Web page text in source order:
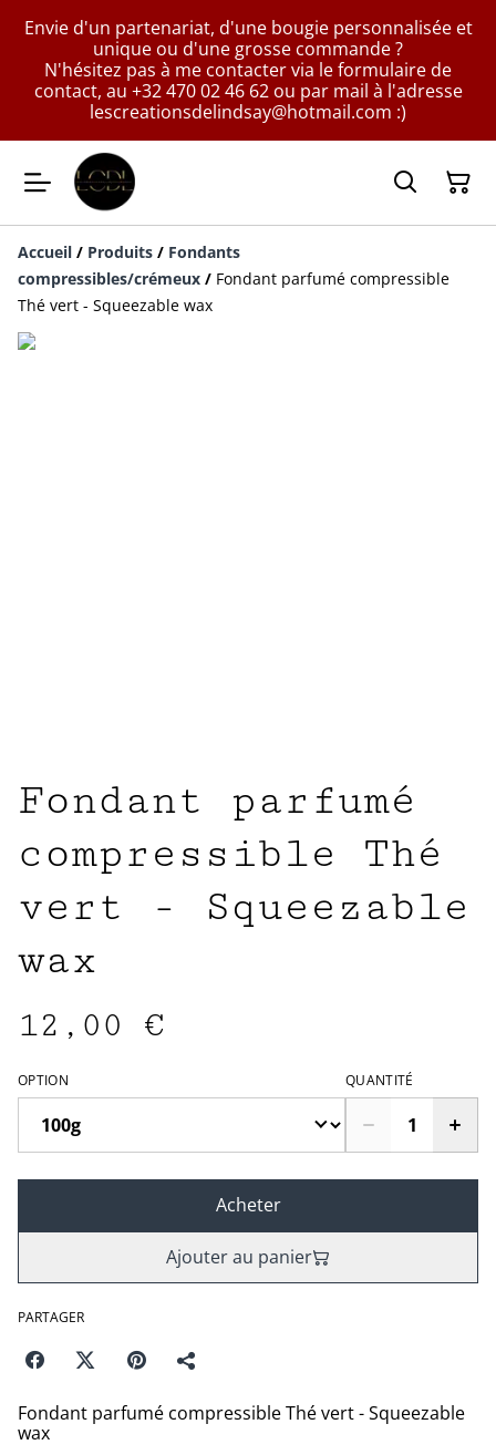
Envie d'un partenariat, d'une bougie personnalisée et
unique ou d'une grosse commande ?
N'hésitez pas à me contacter via le formulaire de
contact, au +32 470 02 46 62 ou par mail à l'adresse
lescreationsdelindsay@hotmail.com :)
Accueil / Produits / Fondants
compressibles/crémeux / Fondant parfumé compressible
Thé vert - Squeezable wax
Fondant parfumé
compressible Thé
vert - Squeezable
wax
12,00 €
OPTION QUANTITÉ
Acheter
Ajouter au panier
PARTAGER
Fondant parfumé compressible Thé vert - Squeezable
wax